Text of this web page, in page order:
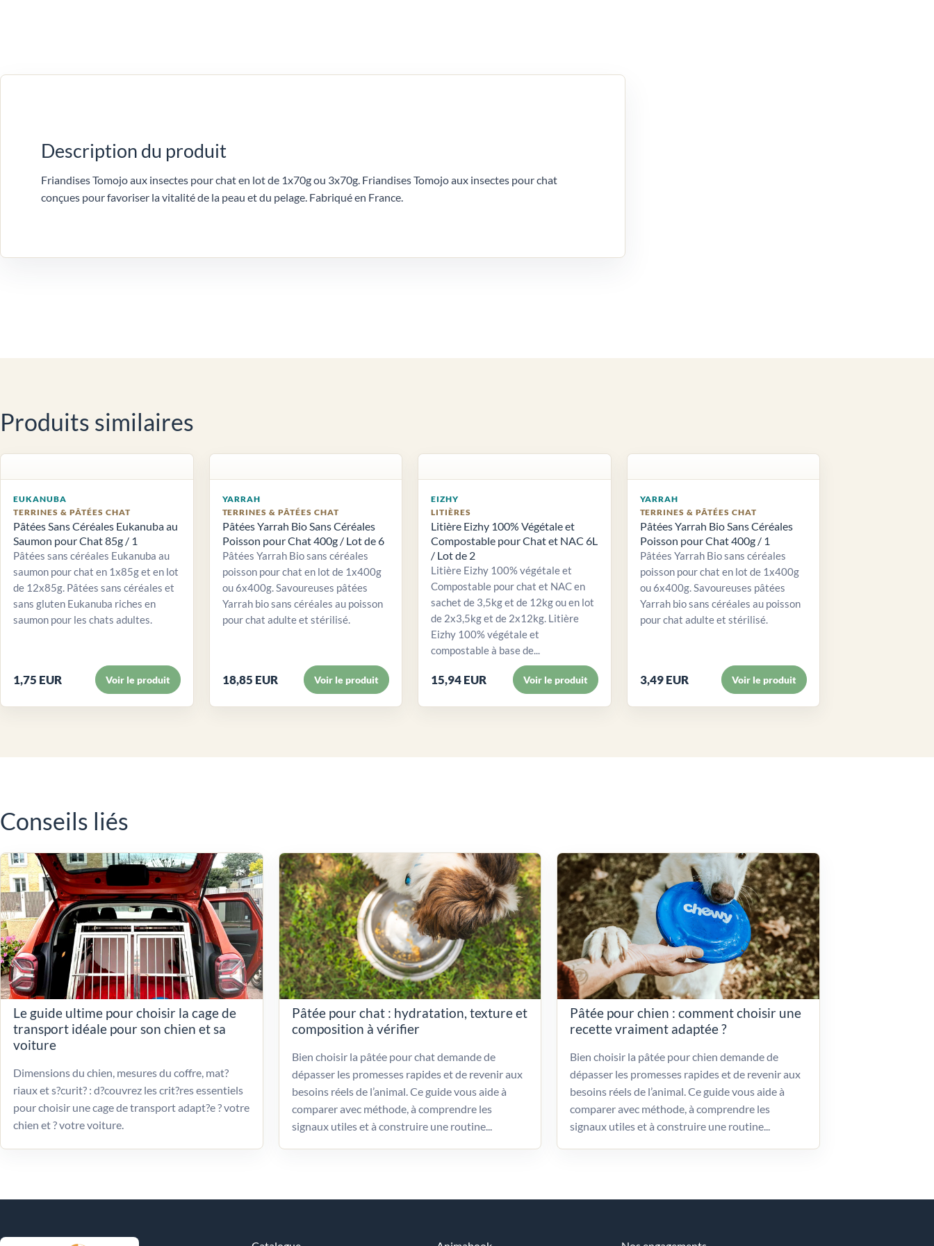
Description du produit
Friandises Tomojo aux insectes pour chat en lot de 1x70g ou 3x70g. Friandises Tomojo aux insectes pour chat
conçues pour favoriser la vitalité de la peau et du pelage. Fabriqué en France.
Produits similaires
EUKANUBA
TERRINES & PÂTÉES CHAT
Pâtées Sans Céréales Eukanuba au
Saumon pour Chat 85g / 1
Pâtées sans céréales Eukanuba au
saumon pour chat en 1x85g et en lot
de 12x85g. Pâtées sans céréales et
sans gluten Eukanuba riches en
saumon pour les chats adultes.
1,75 EUR Voir le produit
YARRAH
TERRINES & PÂTÉES CHAT
Pâtées Yarrah Bio Sans Céréales
Poisson pour Chat 400g / Lot de 6
Pâtées Yarrah Bio sans céréales
poisson pour chat en lot de 1x400g
ou 6x400g. Savoureuses pâtées
Yarrah bio sans céréales au poisson
pour chat adulte et stérilisé.
18,85 EUR Voir le produit
EIZHY
LITIÈRES
Litière Eizhy 100% Végétale et
Compostable pour Chat et NAC 6L
/ Lot de 2
Litière Eizhy 100% végétale et
Compostable pour chat et NAC en
sachet de 3,5kg et de 12kg ou en lot
de 2x3,5kg et de 2x12kg. Litière
Eizhy 100% végétale et
compostable à base de...
15,94 EUR Voir le produit
YARRAH
TERRINES & PÂTÉES CHAT
Pâtées Yarrah Bio Sans Céréales
Poisson pour Chat 400g / 1
Pâtées Yarrah Bio sans céréales
poisson pour chat en lot de 1x400g
ou 6x400g. Savoureuses pâtées
Yarrah bio sans céréales au poisson
pour chat adulte et stérilisé.
3,49 EUR Voir le produit
Conseils liés
Le guide ultime pour choisir la cage de
transport idéale pour son chien et sa
voiture
Dimensions du chien, mesures du coffre, mat?
riaux et s?curit? : d?couvrez les crit?res essentiels
pour choisir une cage de transport adapt?e ? votre
chien et ? votre voiture.
Pâtée pour chat : hydratation, texture et
composition à vérifier
Bien choisir la pâtée pour chat demande de
dépasser les promesses rapides et de revenir aux
besoins réels de l’animal. Ce guide vous aide à
comparer avec méthode, à comprendre les
signaux utiles et à construire une routine...
Pâtée pour chien : comment choisir une
recette vraiment adaptée ?
Bien choisir la pâtée pour chien demande de
dépasser les promesses rapides et de revenir aux
besoins réels de l’animal. Ce guide vous aide à
comparer avec méthode, à comprendre les
signaux utiles et à construire une routine...